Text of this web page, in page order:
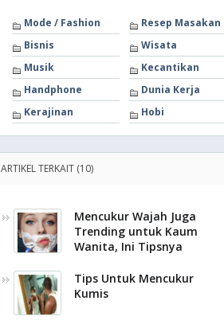
Mode / Fashion
Resep Masakan
Bisnis
Wisata
Musik
Kecantikan
Handphone
Dunia Kerja
Kerajinan
Hobi
ARTIKEL TERKAIT (10)
Mencukur Wajah Juga
Trending untuk Kaum
Wanita, Ini Tipsnya
Tips Untuk Mencukur
Kumis